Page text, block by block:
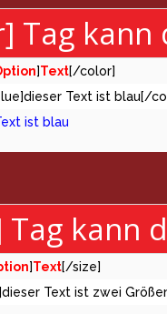
Tag
]Text[/color]
Text ist blau[/
ist blau
kann
]Text[/size]
Text ist zwei